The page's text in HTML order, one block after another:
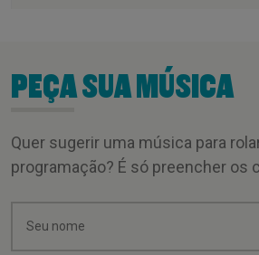
PEÇA SUA MÚSICA
Quer sugerir uma música para
programação? É só preencher os